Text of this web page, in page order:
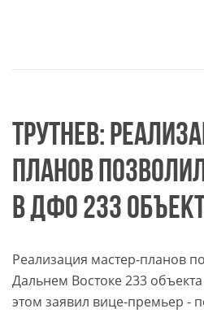
ТРУТНЕВ:
ПЛАНОВ
В ДФО 233
Реализация мастер-планов
Дальнем Востоке 233
этом заявил вице-премьер -